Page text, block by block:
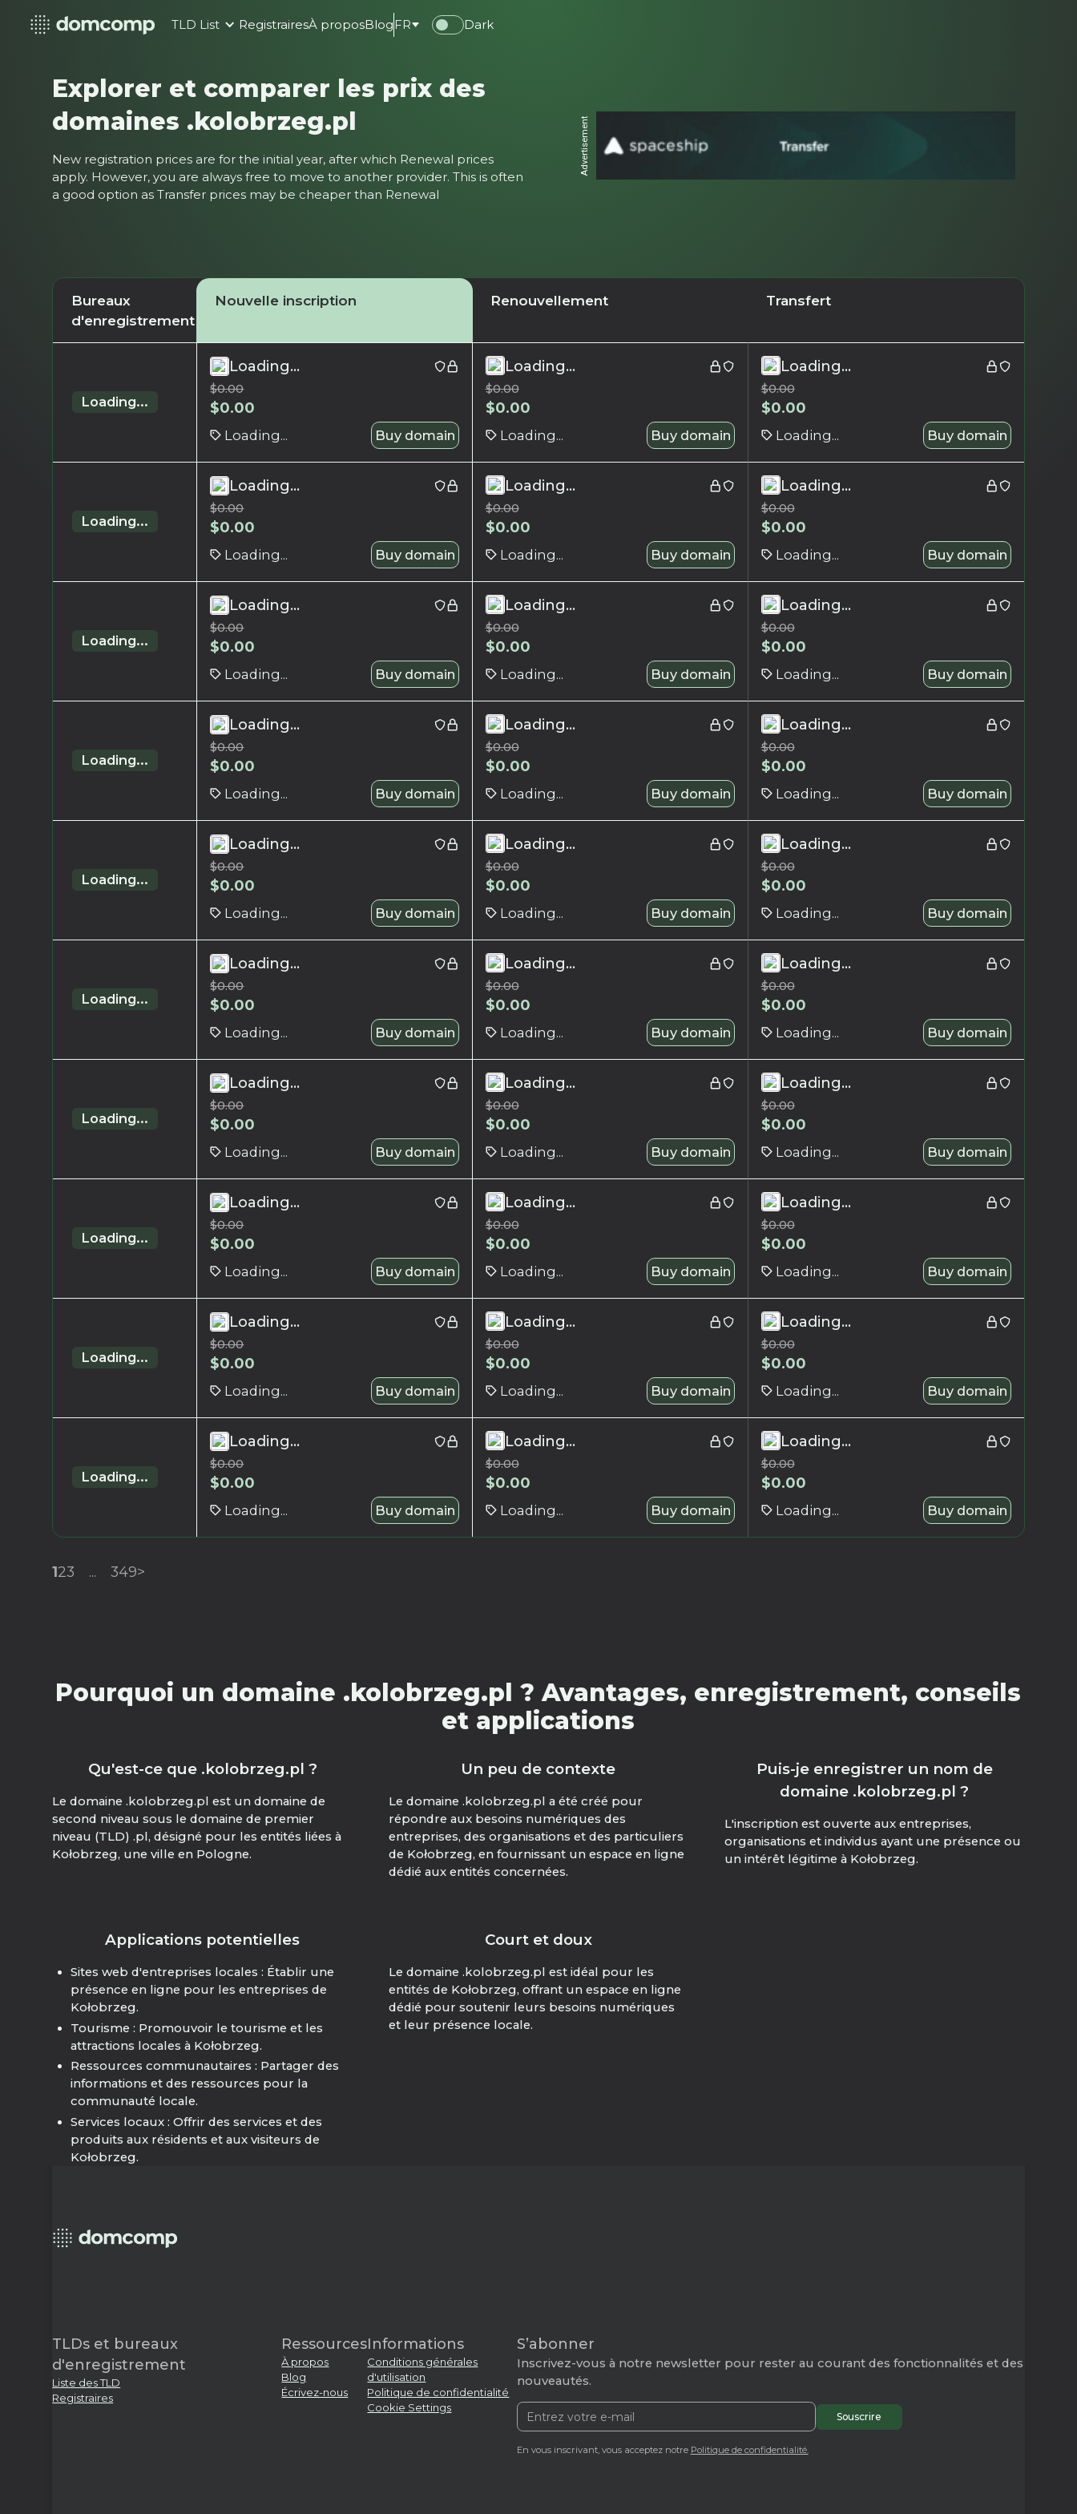
TLD List RegistrairesÀ proposBlog FR Dark
Explorer et comparer les prix des
domaines .kolobrzeg.pl
New registration prices are for the initial year, after which Renewal prices
apply. However, you are always free to move to another provider. This is often
a good option as Transfer prices may be cheaper than Renewal
Advertisement
Bureaux
d'enregistrement
Nouvelle inscription Renouvellement Transfert
Loading...
Loading...
$0.00
$0.00
Loading... Buy domain
Loading...
$0.00
$0.00
Loading... Buy domain
Loading...
$0.00
$0.00
Loading... Buy domain
Loading...
Loading...
$0.00
$0.00
Loading... Buy domain
Loading...
$0.00
$0.00
Loading... Buy domain
Loading...
$0.00
$0.00
Loading... Buy domain
Loading...
Loading...
$0.00
$0.00
Loading... Buy domain
Loading...
$0.00
$0.00
Loading... Buy domain
Loading...
$0.00
$0.00
Loading... Buy domain
Loading...
Loading...
$0.00
$0.00
Loading... Buy domain
Loading...
$0.00
$0.00
Loading... Buy domain
Loading...
$0.00
$0.00
Loading... Buy domain
Loading...
Loading...
$0.00
$0.00
Loading... Buy domain
Loading...
$0.00
$0.00
Loading... Buy domain
Loading...
$0.00
$0.00
Loading... Buy domain
Loading...
Loading...
$0.00
$0.00
Loading... Buy domain
Loading...
$0.00
$0.00
Loading... Buy domain
Loading...
$0.00
$0.00
Loading... Buy domain
Loading...
Loading...
$0.00
$0.00
Loading... Buy domain
Loading...
$0.00
$0.00
Loading... Buy domain
Loading...
$0.00
$0.00
Loading... Buy domain
Loading...
Loading...
$0.00
$0.00
Loading... Buy domain
Loading...
$0.00
$0.00
Loading... Buy domain
Loading...
$0.00
$0.00
Loading... Buy domain
Loading...
Loading...
$0.00
$0.00
Loading... Buy domain
Loading...
$0.00
$0.00
Loading... Buy domain
Loading...
$0.00
$0.00
Loading... Buy domain
Loading...
Loading...
$0.00
$0.00
Loading... Buy domain
Loading...
$0.00
$0.00
Loading... Buy domain
Loading...
$0.00
$0.00
Loading... Buy domain
123 ... 349>
Pourquoi un domaine .kolobrzeg.pl ? Avantages, enregistrement, conseils
et applications
Qu'est-ce que .kolobrzeg.pl ?
Le domaine .kolobrzeg.pl est un domaine de
second niveau sous le domaine de premier
niveau (TLD) .pl, désigné pour les entités liées à
Kołobrzeg, une ville en Pologne.
Un peu de contexte
Le domaine .kolobrzeg.pl a été créé pour
répondre aux besoins numériques des
entreprises, des organisations et des particuliers
de Kołobrzeg, en fournissant un espace en ligne
dédié aux entités concernées.
Puis-je enregistrer un nom de
domaine .kolobrzeg.pl ?
L'inscription est ouverte aux entreprises,
organisations et individus ayant une présence ou
un intérêt légitime à Kołobrzeg.
Applications potentielles
Sites web d'entreprises locales : Établir une
présence en ligne pour les entreprises de
Kołobrzeg.
Tourisme : Promouvoir le tourisme et les
attractions locales à Kołobrzeg.
Ressources communautaires : Partager des
informations et des ressources pour la
communauté locale.
Services locaux : Offrir des services et des
produits aux résidents et aux visiteurs de
Kołobrzeg.
Court et doux
Le domaine .kolobrzeg.pl est idéal pour les
entités de Kołobrzeg, offrant un espace en ligne
dédié pour soutenir leurs besoins numériques
et leur présence locale.
TLDs et bureaux
d'enregistrement
Liste des TLD
Registraires
Ressources
À propos
Blog
Écrivez-nous
Informations
Conditions générales
d'utilisation
Politique de confidentialité
Cookie Settings
S’abonner
Inscrivez-vous à notre newsletter pour rester au courant des fonctionnalités et des
nouveautés.
En vous inscrivant, vous acceptez notre Politique de confidentialité.